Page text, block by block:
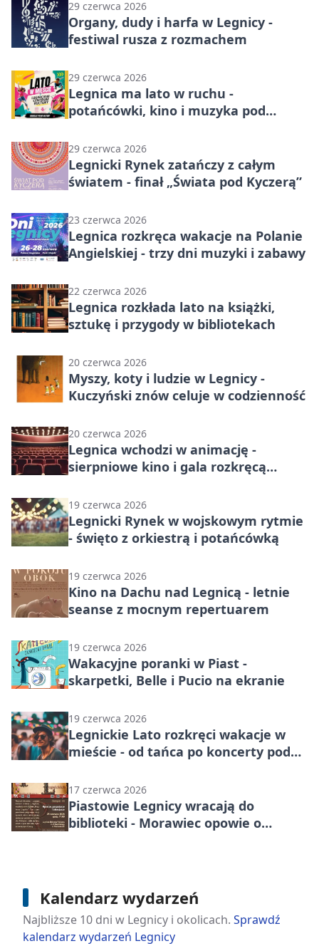
29 czerwca 2026
Organy, dudy i harfa w Legnicy -
festiwal rusza z rozmachem
29 czerwca 2026
Legnica ma lato w ruchu -
potańcówki, kino i muzyka pod
29 czerwca 2026
Legnicki Rynek zatańczy z całym
światem - finał „Świata pod Kyczerą”
23 czerwca 2026
Legnica rozkręca wakacje na Polanie
Angielskiej - trzy dni muzyki i zabawy
22 czerwca 2026
Legnica rozkłada lato na książki,
sztukę i przygody w bibliotekach
20 czerwca 2026
Myszy, koty i ludzie w Legnicy -
Kuczyński znów celuje w codzienność
20 czerwca 2026
Legnica wchodzi w animację -
sierpniowe kino i gala rozkręcą
19 czerwca 2026
Legnicki Rynek w wojskowym rytmie
- święto z orkiestrą i potańcówką
19 czerwca 2026
Kino na Dachu nad Legnicą - letnie
seanse z mocnym repertuarem
19 czerwca 2026
Wakacyjne poranki w Piast -
skarpetki, Belle i Pucio na ekranie
19 czerwca 2026
Legnickie Lato rozkręci wakacje w
mieście - od tańca po koncerty pod
17 czerwca 2026
Piastowie Legnicy wracają do
biblioteki - Morawiec opowie o
Kalendarz wydarzeń
Najbliższe 10 dni w Legnicy i okolicach. Sprawdź
kalendarz wydarzeń Legnicy